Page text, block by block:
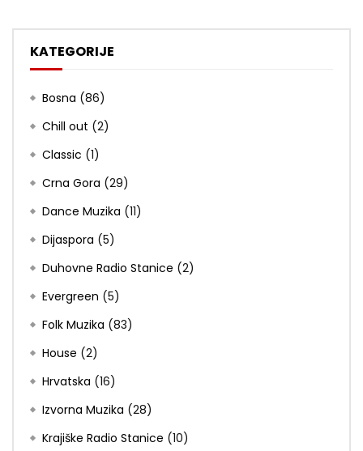
KATEGORIJE
Bosna (86)
Chill out (2)
Classic (1)
Crna Gora (29)
Dance Muzika (11)
Dijaspora (5)
Duhovne Radio Stanice (2)
Evergreen (5)
Folk Muzika (83)
House (2)
Hrvatska (16)
Izvorna Muzika (28)
Krajiške Radio Stanice (10)